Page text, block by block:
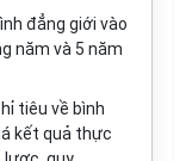
đẳng giới vào
năm và 5 năm
tiêu về bình
kết quả thực